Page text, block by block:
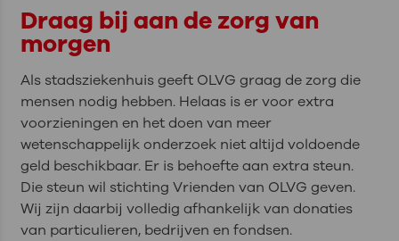
Draag bij aan de zorg van
morgen
Als stadsziekenhuis geeft OLVG graag de zorg die
mensen nodig hebben. Helaas is er voor extra
voorzieningen en het doen van meer
wetenschappelijk onderzoek niet altijd voldoende
geld beschikbaar. Er is behoefte aan extra steun.
Die steun wil stichting Vrienden van OLVG geven.
Wij zijn daarbij volledig afhankelijk van donaties
van particulieren, bedrijven en fondsen.